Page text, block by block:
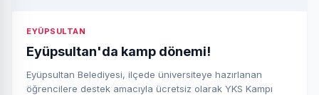
EYÜPSULTAN
Eyüpsultan'da kamp dönemi!
Eyüpsultan Belediyesi, ilçede üniversiteye hazırlanan
öğrencilere destek amacıyla ücretsiz olarak YKS Kampı